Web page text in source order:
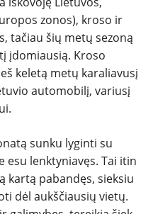
zonos), kroso ir
tačiau šių metų sezoną
įdomiausią. Kroso
keletą metų karaliavusį
automobilį, variusį
sunku lyginti su
esu lenktyniavęs. Tai itin
kartą pabandęs, sieksiu
dėl aukščiausių vietų.